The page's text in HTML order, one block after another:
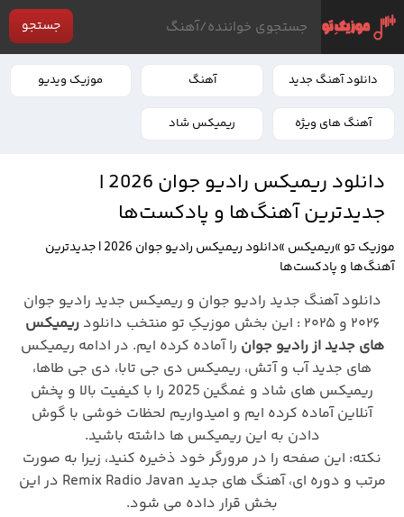
جستجو
دانلود آهنگ جدید آهنگ موزیک ویدیو
آهنگ های ویژه ریمیکس شاد
دانلود ریمیکس رادیو جوان 2026 |
جدیدترین آهنگ‌ها و پادکست‌ها
موزیک تو »ریمیکس »
دانلود ریمیکس رادیو جوان 2026 | جدیدترین
آهنگ‌ها و پادکست‌ها
دانلود آهنگ جدید رادیو جوان و ریمیکس جدید رادیو جوان
۲۰۲۶ و ۲۰۲۵ : این بخش موزیکِ تو منتخب دانلود
ریمیکس
های جدید از رادیو جوان را آماده کرده ایم. در ادامه ریمیکس
های جدید آب و آتش، ریمیکس دی جی تابا، دی جی طاها،
ریمیکس های شاد و غمگین 2025 را با کیفیت بالا و پخش
آنلاین آماده کرده ایم و امیدواریم لحظات خوشی با گوش
دادن به این ریمیکس ها داشته باشید.
نکته: این صفحه را در مرورگر خود ذخیره کنید، زیرا به صورت
مرتب و دوره ای، آهنگ های جدید Remix Radio Javan در این
بخش قرار داده می شود.